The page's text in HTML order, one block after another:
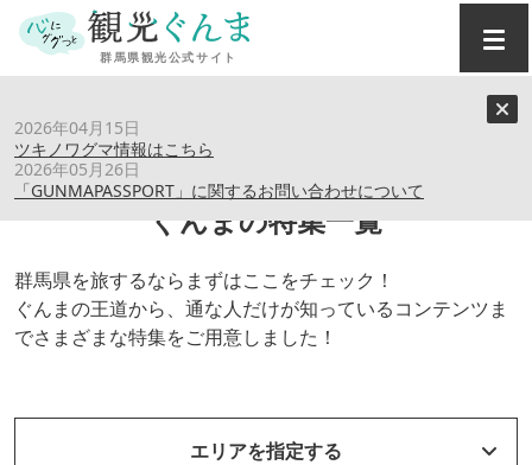
2026年04月15日
ツキノワグマ情報はこちら
2026年05月26日
「GUNMAPASSPORT」に関するお問い合わせについて
ぐんまの特集一覧
群馬県を旅するならまずはここをチェック！
ぐんまの王道から、通な人だけが知っているコンテンツま
でさまざまな特集をご用意しました！
エリアを指定する